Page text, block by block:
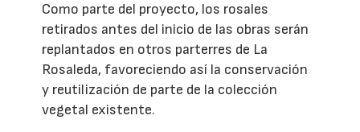
Como parte del proyecto, los rosales
retirados antes del inicio de las obras serán
replantados en otros parterres de La
Rosaleda, favoreciendo así la conservación
y reutilización de parte de la colección
vegetal existente.